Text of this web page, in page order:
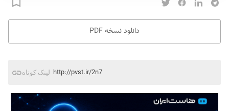
دانلود نسخه PDF
لینک کوتاه http://pvst.ir/2n7